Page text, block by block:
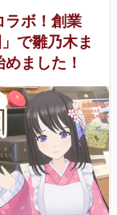
ラボ！創業
で雛乃木ま
ました！